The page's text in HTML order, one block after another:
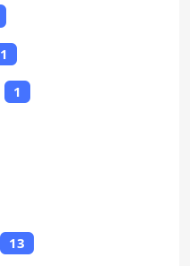
1
1
13